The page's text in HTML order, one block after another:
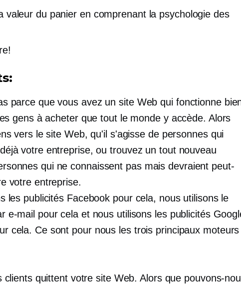
valeur du panier en comprenant la psychologie des
parce que vous avez un site Web qui fonctionne
gens à acheter que tout le monde y accède. Alors
vers le site Web, qu'il s'agisse de personnes qui
votre entreprise, ou trouvez un tout nouveau
qui ne connaissent pas mais devraient peut-
votre entreprise.
les publicités Facebook pour cela, nous utilisons le
e-mail pour cela et nous utilisons les publicités
cela. Ce sont pour nous les trois principaux moteurs
clients quittent votre site Web. Alors que pouvons-